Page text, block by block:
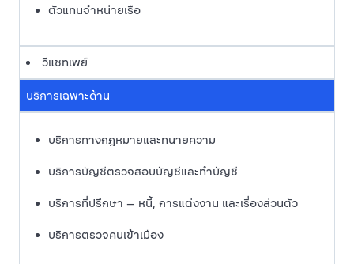
ตัวแทนจำหน่ายเรือ
วีแชทเพย์
บริการเฉพาะด้าน
บริการทางกฎหมายและทนายความ
บริการบัญชีตรวจสอบบัญชีและทำบัญชี
บริการที่ปรึกษา — หนี้, การแต่งงาน และเรื่องส่วนตัว
บริการตรวจคนเข้าเมือง